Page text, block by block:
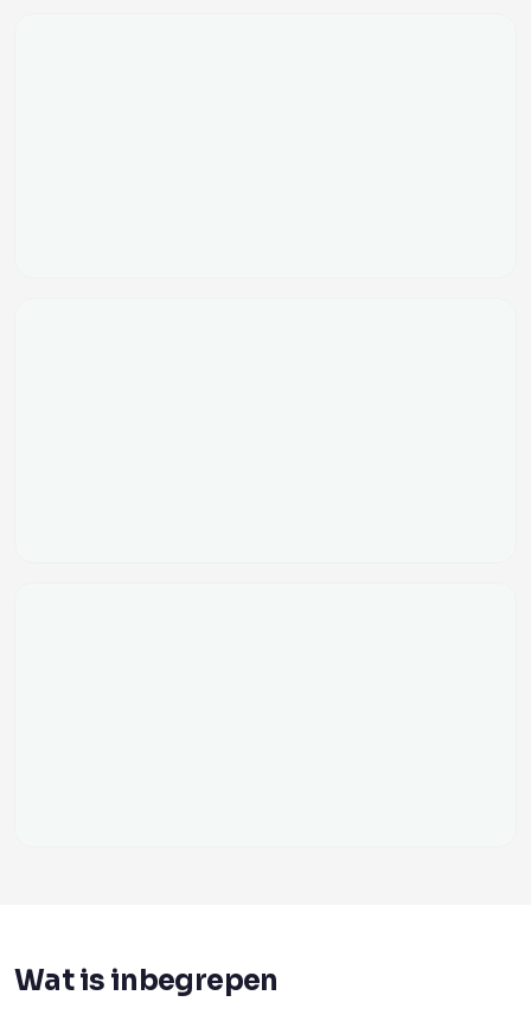
Wat is inbegrepen